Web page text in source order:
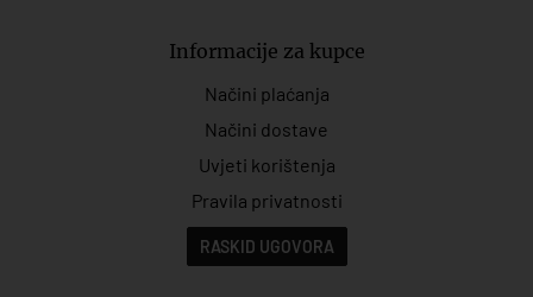
Informacije za kupce
Načini plaćanja
Načini dostave
Uvjeti korištenja
Pravila privatnosti
RASKID UGOVORA